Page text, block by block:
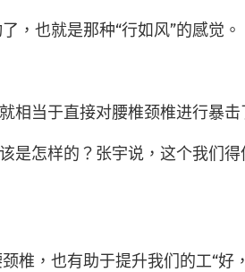
也就是那种“行如风”的感觉。
当于直接对腰椎颈椎进行暴击
怎样的？张宇说，这个我们得
，也有助于提升我们的工“好